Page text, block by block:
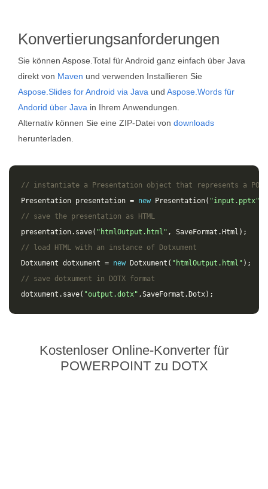
Konvertierungsanforderungen
Sie können Aspose.Total für Android ganz einfach über Java
direkt von Maven und verwenden Installieren Sie
Aspose.Slides for Android via Java und Aspose.Words für
Andorid über Java in Ihrem Anwendungen.
Alternativ können Sie eine ZIP-Datei von downloads
herunterladen.
// instantiate a Presentation object that represents a
Presentation presentation = new Presentation( "input.pptx"
// save the presentation as HTML
presentation. save( "htmlOutput.html" , SaveFormat . Html );
// load HTML with an instance of Dotxument
Dotxument dotxument = new Dotxument ( "htmlOutput.html" );
// save dotxument in DOTX format
dotxument . save( "output.dotx" ,SaveFormat . Dotx);
Kostenloser Online-Konverter für
POWERPOINT zu DOTX